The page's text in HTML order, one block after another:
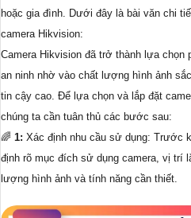
hoặc gia đình. Dưới đây là bài văn chi
camera Hikvision:
Camera Hikvision đã trở thành lựa chọn
an ninh nhờ vào chất lượng hình ảnh
tin cậy cao. Để lựa chọn và lắp đặt
chúng ta cần tuân thủ các bước sau:
🌈 1: Xác định nhu cầu sử dụng: Trước
định rõ mục đích sử dụng camera, vị trí
lượng hình ảnh và tính năng cần thiết.